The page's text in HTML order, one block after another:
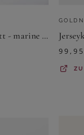
Kleid mit U-Boot-Ausschnitt - marine / weiß / gemustert - Gr. 23 von Goldner Fashion